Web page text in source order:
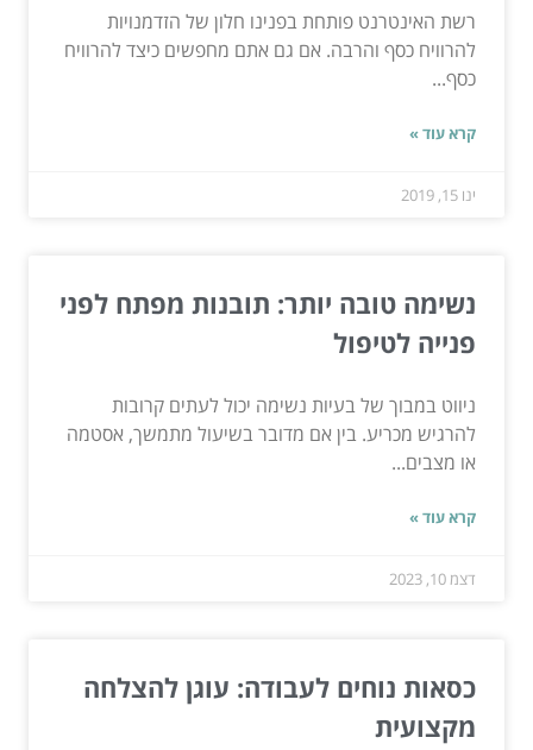
רשת האינטרנט פותחת בפנינו חלון של הזדמנויות
להרוויח כסף והרבה. אם גם אתם מחפשים כיצד להרוויח
כסף...
קרא עוד »
ינו 15, 2019
נשימה טובה יותר: תובנות מפתח לפני
פנייה לטיפול
ניווט במבוך של בעיות נשימה יכול לעתים קרובות
להרגיש מכריע. בין אם מדובר בשיעול מתמשך, אסטמה
או מצבים...
קרא עוד »
דצמ 10, 2023
כסאות נוחים לעבודה: עוגן להצלחה
מקצועית